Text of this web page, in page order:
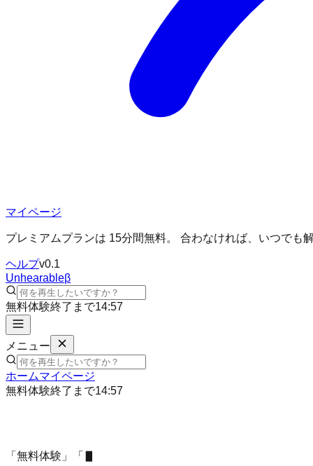
マイページ
プレミアムプランは 15分間無料。 合わなければ、いつでも
ヘルプv0.1
Unhearableβ
無料体験終了まで14:56
メニュー
ホームマイページ
無料体験終了まで14:56
「無料体験」「いつでも解約できる」